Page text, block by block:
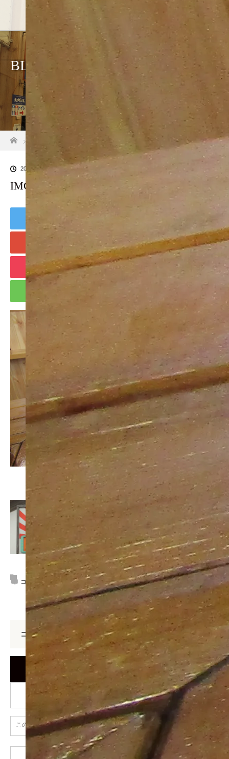
BLOG
IMG_0414
2019.10.2
IMG_0414
+1 Hatena
Pocket RSS
この記事が気に入ったら
いいね！しよう
コメント: 0
コメント
コメント (0)
トラックバックは利用できません。
この記事へのコメントはありません。